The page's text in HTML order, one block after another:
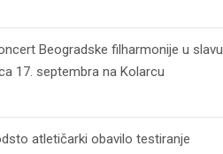
Beogradske filharmonije u slavu
17. septembra na Kolarcu
atletičarki obavilo testiranje